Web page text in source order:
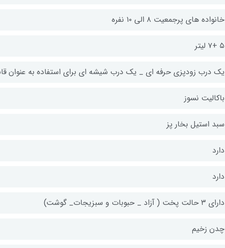
خانواده های پرجمعیت ۸ الی ۱۰ نفره
۵ +۷ لیتر
یک درب زودپزی حرفه ای _ یک درب شیشه ای برای استفاده به عنوان
باکالیت نسوز
سبد استیل بخار پز
دارد
دارد
دارای ۳ حالت پخت ( آزاد _ حبوبات و سبزیجات_ گوشت)
چدن زخیم